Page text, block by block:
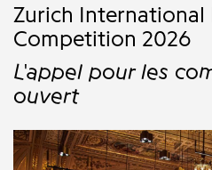
Zurich International
Competition 2026
L'appel pour les
ouvert